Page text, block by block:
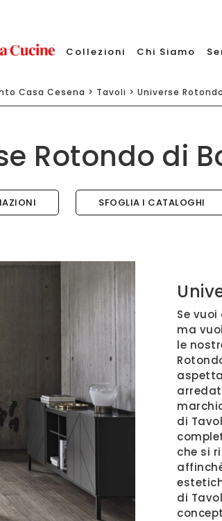
Collezioni Chi Siamo
Casa Cesena > Tavoli > Universe Rotondo
Rotondo di
SFOGLIA I CATALOGHI
Se
ma
le
di
che si
di